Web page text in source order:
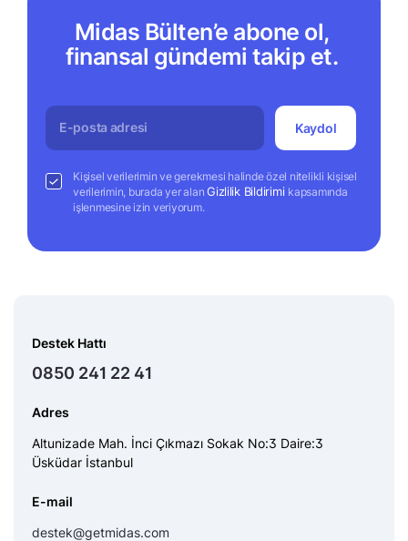
Midas Bülten’e abone ol,
finansal gündemi takip et.
Kaydol
Kişisel verilerimin ve gerekmesi halinde özel nitelikli kişisel
verilerimin, burada yer alanGizlilik Bildirimi kapsamında
işlenmesine izin veriyorum.
Destek Hattı
0850 241 22 41
Adres
Altunizade Mah. İnci Çıkmazı Sokak No:3 Daire:3
Üsküdar İstanbul
E-mail
destek@getmidas.com